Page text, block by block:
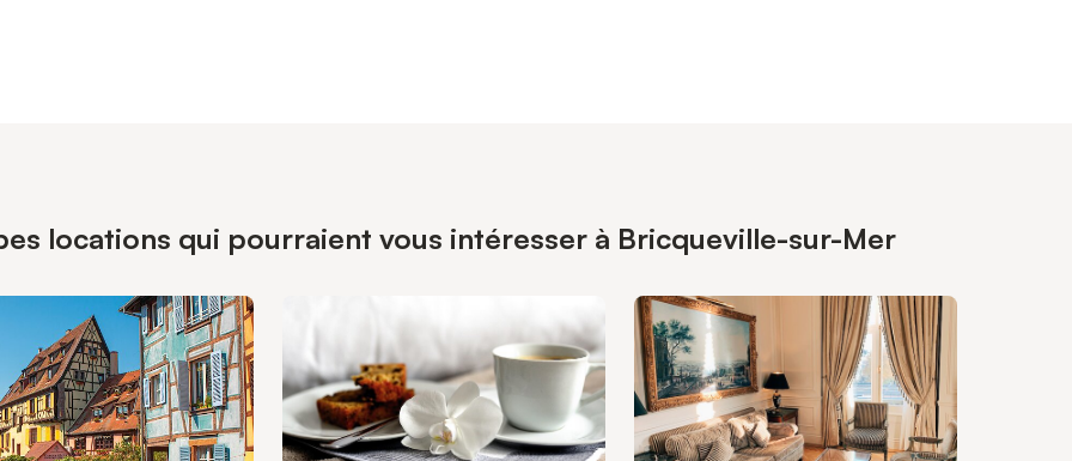
locations qui pourraient vous intéresser à Bricqueville-sur-Mer